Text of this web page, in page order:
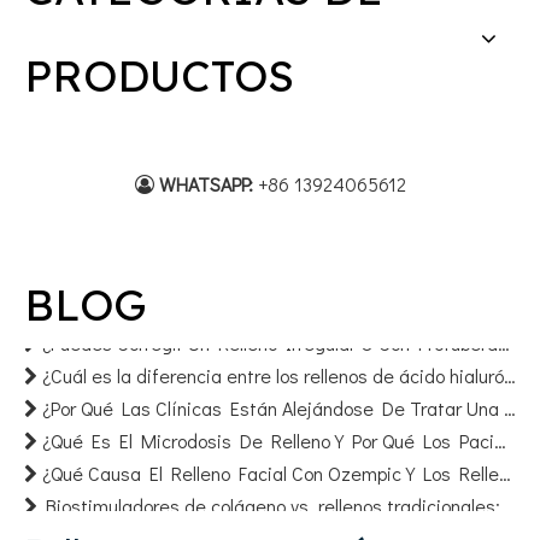
PRODUCTOS
WHATSAPP: +86 13924065612
BLOG
Recomendaciones Y Advertencias Sobre El Relleno: Guía Completa De Cuidados Antes Y Después
¿Cuál es la diferencia entre los rellenos de ácido hialurónico monofásicos y bifásicos?
¿Por Qué Las Clínicas Están Alejándose De Tratar Una Sola Zona Facial A La Vez?
¿Qué Es El Microdosis De Relleno Y Por Qué Los Pacientes Piden El "relleno Para Bebés"?
¿Qué Causa El Relleno Facial Con Ozempic Y Los Rellenos Dérmicos Para La Cara Pueden Solucionarlo?
Biostimuladores de colágeno vs. rellenos tradicionales: ¿Cuál dura más y cuál debería priorizar tu clínica?
Tratamientos Inyectables Para La Piel: Cómo Los Protocolos De Ácido Hialurónico Y Exosomas Están Sustituyendo A Los Tratamientos Tradicionales De *skin Boosters*.